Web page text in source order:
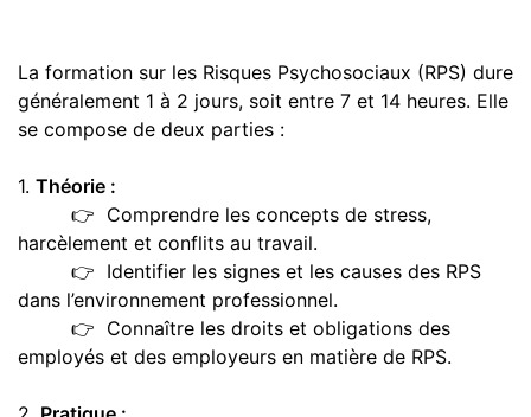
La formation sur les Risques Psychosociaux (RPS) dure
généralement 1 à 2 jours, soit entre 7 et 14 heures. Elle
se compose de deux parties :
1. Théorie :
👉 Comprendre les concepts de stress,
harcèlement et conflits au travail.
👉 Identifier les signes et les causes des RPS
dans l’environnement professionnel.
👉 Connaître les droits et obligations des
employés et des employeurs en matière de RPS.